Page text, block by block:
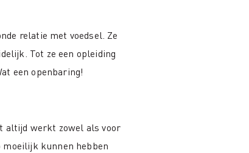
relatie met voedsel. Ze
Tot ze een opleiding
een openbaring!
altijd werkt zowel als voor
kunnen hebben